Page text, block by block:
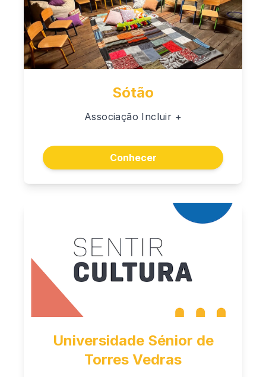
Sótão
Associação Incluir +
Conhecer
Universidade Sénior de
Torres Vedras